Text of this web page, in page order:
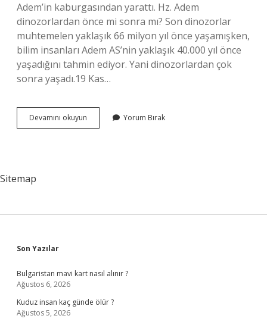
Adem’in kaburgasından yarattı. Hz. Adem
dinozorlardan önce mi sonra mı? Son dinozorlar
muhtemelen yaklaşık 66 milyon yıl önce yaşamışken,
bilim insanları Adem AS’nin yaklaşık 40.000 yıl önce
yaşadığını tahmin ediyor. Yani dinozorlardan çok
sonra yaşadı.19 Kas…
Devamını okuyun
Ve
Yorum Bırak
Sitemap
Sidebar
Son Yazılar
Bulgaristan mavi kart nasıl alınır ?
Ağustos 6, 2026
Kuduz insan kaç günde ölür ?
Ağustos 5, 2026